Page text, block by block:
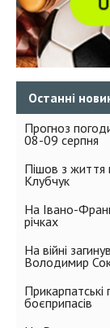
Останні
Прогноз
08-09 серпня
Пішов з життя
Клубчук
На Івано-
річках
На війні
Володимир
боєприпасів